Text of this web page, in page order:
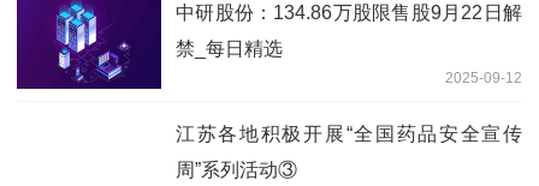
中研股份：134.86万股限售股9月22日解
禁_每日精选
2025-09-12
江苏各地积极开展“全国药品安全宣传
周”系列活动③